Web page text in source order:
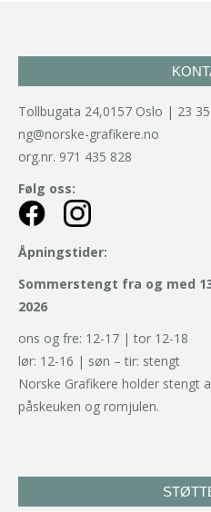
Tollbugata 24,0157 Oslo | 23
ng@norske-grafikere.no
org.nr. 971 435 828
Følg oss:
Åpningstider:
Sommerstengt fra og med
2026
ons og fre: 12-17 | tor 12-18
lør: 12-16 | søn – tir: stengt
Norske Grafikere holder stengt
påskeuken og romjulen.